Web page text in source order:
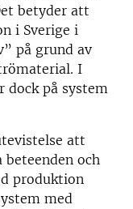
betyder att
i Sverige i
på grund av
I
dock på system
att
och
produktion
med